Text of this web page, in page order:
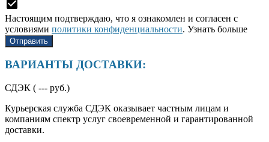
Настоящим подтверждаю, что я ознакомлен и согласен с
условиями политики конфиденциальности. Узнать больше
ВАРИАНТЫ ДОСТАВКИ:
СДЭК ( --- руб.)
Курьерская служба СДЭК оказывает частным лицам и
компаниям спектр услуг своевременной и гарантированной
доставки.